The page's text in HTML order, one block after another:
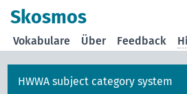
Skosmos
Vokabulare Über Feedback
HWWA subject category system